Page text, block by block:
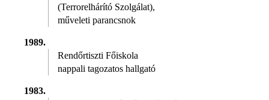
(Terrorelhárító Szolgálat),
műveleti parancsnok
1989.
Rendőrtiszti Főiskola
nappali tagozatos hallgató
1983.